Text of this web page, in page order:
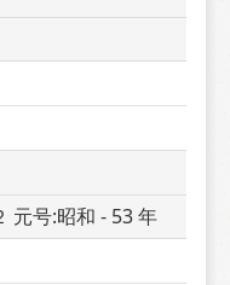
元号:昭和 - 53 年